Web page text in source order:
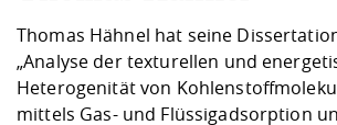
Kontakt und Anfahrt
Thomas Hähnel hat seine
„Analyse der texturellen und
Heterogenität von
mittels Gas- und Flüssigadsorption